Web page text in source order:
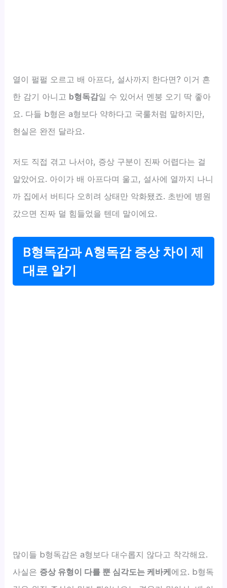
열이 펄펄 오르고 배 아프다, 설사까지 한다면? 이거 흔
한 감기 아니고 b형독감일 수 있어서 멘붕 오기 딱 좋아
요. 다들 b형은 a형보다 약하다고 국룰처럼 말하지만,
현실은 완전 달라요.
저도 직접 겪고 나서야, 증상 구분이 진짜 어렵다는 걸
알았어요. 아이가 배 아프다며 울고, 설사에 열까지 나니
까 집에서 버티다 오히려 상태만 악화됐죠. 초반에 병원
갔으면 진짜 덜 힘들었을 텐데 말이에요.
B형독감과 A형독감 증상 차이 제
대로 알기
많이들 b형독감은 a형보다 대수롭지 않다고 착각해요.
사실은 증상 유형이 다를 뿐 심각도는 케바케에요. b형독